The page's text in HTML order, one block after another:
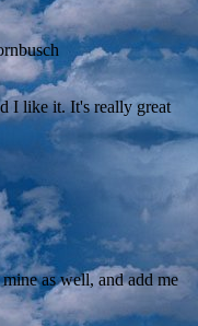
I like it. It's really great
as well, and add me